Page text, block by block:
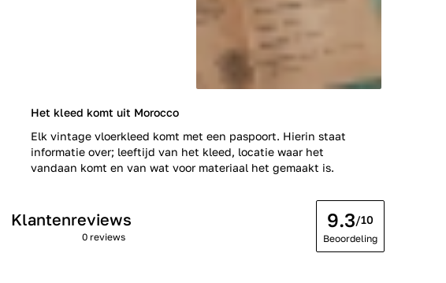
Het kleed komt uit Morocco
Elk vintage vloerkleed komt met een paspoort. Hierin staat
informatie over; leeftijd van het kleed, locatie waar het
vandaan komt en van wat voor materiaal het gemaakt is.
Klantenreviews
0 reviews
9.3/10
Beoordeling